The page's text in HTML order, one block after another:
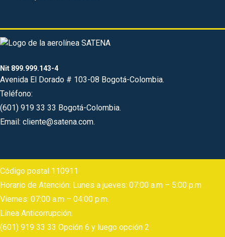
Nit 899.999.143-4
Avenida El Dorado # 103-08 Bogotá-Colombia.
Teléfono:
(601) 919 33 33 Bogotá-Colombia.
Email: cliente@satena.com.
Código postal 110911
Horario de Atención: Lunes a jueves: 07:00 a.m – 5:00 p.m
Viernes: 07:00 a.m – 04:00 p.m.
Línea Anticorrupción:
(601) 919 33 33 Opción 6 y luego opción 2